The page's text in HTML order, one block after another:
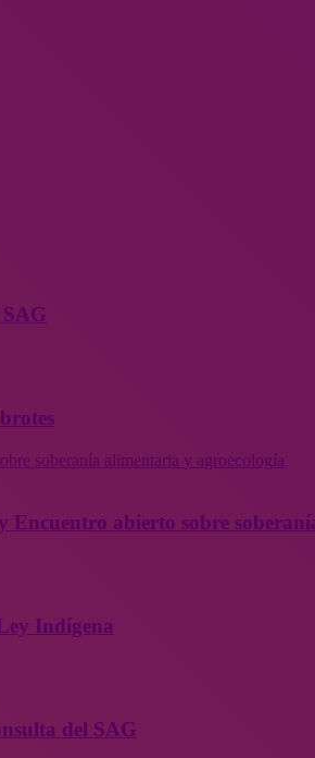
soberanía alimentaria y agroecología
Encuentro abierto sobre
Indígena
del SAG